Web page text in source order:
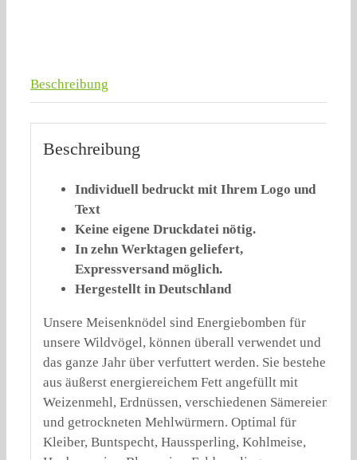
Beschreibung
Beschreibung
Individuell bedruckt mit Ihrem Logo und
Text
Keine eigene Druckdatei nötig.
In zehn Werktagen geliefert,
Expressversand möglich.
Hergestellt in Deutschland
Unsere Meisenknödel sind Energiebomben für
unsere Wildvögel, können überall verwendet und
das ganze Jahr über verfuttert werden. Sie bestehen
aus äußerst energiereichem Fett angefüllt mit
Weizenmehl, Erdnüssen, verschiedenen Sämereien
und getrockneten Mehlwürmern. Optimal für
Kleiber, Buntspecht, Haussperling, Kohlmeise,